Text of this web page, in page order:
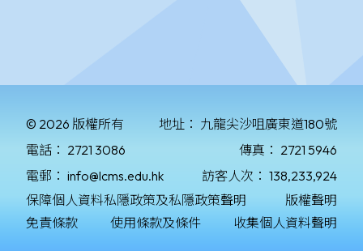
© 2026 版權所有 地址： 九龍尖沙咀廣東道180號
電話： 2721 3086 傳真： 2721 5946
電郵： info@lcms.edu.hk 訪客人次： 138,233,924
保障個人資料私隱政策及私隱政策聲明
版權聲明
免責條款
使用條款及條件 收集個人資料聲明